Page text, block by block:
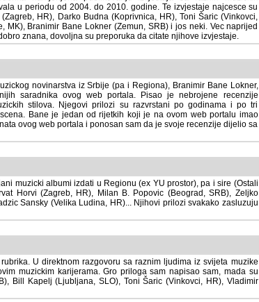
u periodu od 2004. do 2010. godine. Te izvjestaje najcesce su
HR), Darko Budna (Koprivnica, HR), Toni Šaric (Vinkovci,
MK), Branimir Bane Lokner (Zemun, SRB) i jos neki. Vec naprijed
znana, dovoljna su preporuka da citate njihove izvjestaje.
novinarstva iz Srbije (pa i Regiona), Branimir Bane Lokner,
saradnika ovog web portala. Pisao je nebrojene recenzije muzickih
Njegovi prilozi su razvrstani po godinama i po tri osnovne
je jedan od rijetkih koji je na ovom web portalu imao svoju rubriku.
i ponosan sam da je svoje recenzije dijelio sa svima vama,
muzicki albumi izdati u Regionu (ex YU prostor), pa i sire (Ostali
(Zagreb, HR), Milan B. Popovic (Beograd, SRB), Zeljko Milovic
(Velika Ludina, HR)... Njihovi prilozi svakako zasluzuju da se
U direktnom razgovoru sa raznim ljudima iz svijeta muzike
muzickim karijerama. Gro priloga sam napisao sam, mada su
Bill Kapelj (Ljubljana, SLO), Toni Šaric (Vinkovci, HR), Vladimir